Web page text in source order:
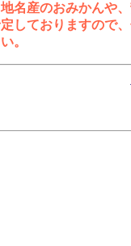
名産のおみかんや
しておりますので
。